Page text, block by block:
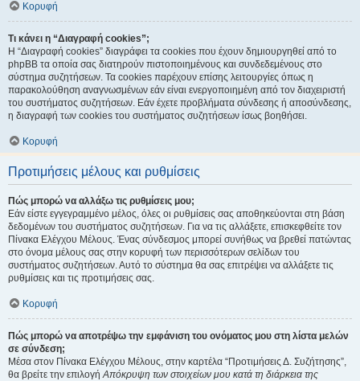
Κορυφή
Τι κάνει η “Διαγραφή cookies”;
Η “Διαγραφή cookies” διαγράφει τα cookies που έχουν δημιουργηθεί από το
phpBB τα οποία σας διατηρούν πιστοποιημένους και συνδεδεμένους στο
σύστημα συζητήσεων. Τα cookies παρέχουν επίσης λειτουργίες όπως η
παρακολούθηση αναγνωσμένων εάν είναι ενεργοποιημένη από τον διαχειριστή
του συστήματος συζητήσεων. Εάν έχετε προβλήματα σύνδεσης ή αποσύνδεσης,
η διαγραφή των cookies του συστήματος συζητήσεων ίσως βοηθήσει.
Κορυφή
Προτιμήσεις μέλους και ρυθμίσεις
Πώς μπορώ να αλλάξω τις ρυθμίσεις μου;
Εάν είστε εγγεγραμμένο μέλος, όλες οι ρυθμίσεις σας αποθηκεύονται στη βάση
δεδομένων του συστήματος συζητήσεων. Για να τις αλλάξετε, επισκεφθείτε τον
Πίνακα Ελέγχου Μέλους. Ένας σύνδεσμος μπορεί συνήθως να βρεθεί πατώντας
στο όνομα μέλους σας στην κορυφή των περισσότερων σελίδων του
συστήματος συζητήσεων. Αυτό το σύστημα θα σας επιτρέψει να αλλάξετε τις
ρυθμίσεις και τις προτιμήσεις σας.
Κορυφή
Πώς μπορώ να αποτρέψω την εμφάνιση του ονόματος μου στη λίστα μελών
σε σύνδεση;
Μέσα στον Πίνακα Ελέγχου Μέλους, στην καρτέλα “Προτιμήσεις Δ. Συζήτησης”,
θα βρείτε την επιλογήΑπόκρυψη των στοιχείων μου κατά τη διάρκεια της